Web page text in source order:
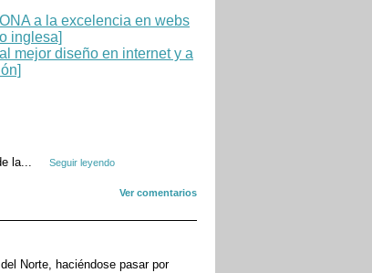
la...
Seguir leyendo
Ver comentarios
Norte, haciéndose pasar por